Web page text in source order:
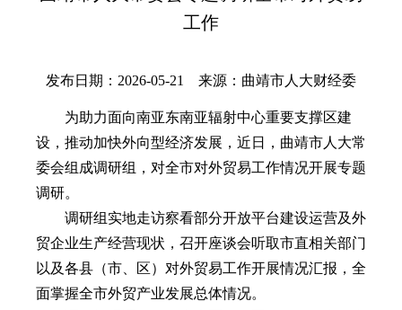
工作
发布日期：2026-05-21 来源：曲靖市人大财经委
为助力面向南亚东南亚辐射中心重要支撑区建
设，推动加快外向型经济发展，近日，曲靖市人大常
委会组成调研组，对全市对外贸易工作情况开展专题
调研。
调研组实地走访察看部分开放平台建设运营及外
贸企业生产经营现状，召开座谈会听取市直相关部门
以及各县（市、区）对外贸易工作开展情况汇报，全
面掌握全市外贸产业发展总体情况。